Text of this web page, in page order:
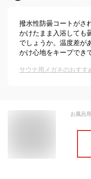
撥水性防曇コートがさ
かけたまま入浴しても
でしょうか。温度差が
かけ心地をキープでき
お風呂